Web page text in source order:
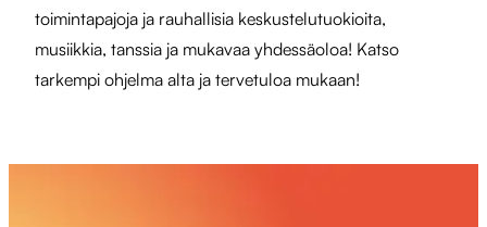
toimintapajoja ja rauhallisia keskustelutuokioita,
musiikkia, tanssia ja mukavaa yhdessäoloa! Katso
tarkempi ohjelma alta ja tervetuloa mukaan!